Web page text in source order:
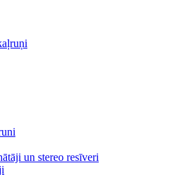
un stereo resīveri